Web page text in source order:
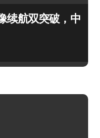
续航双突破，中